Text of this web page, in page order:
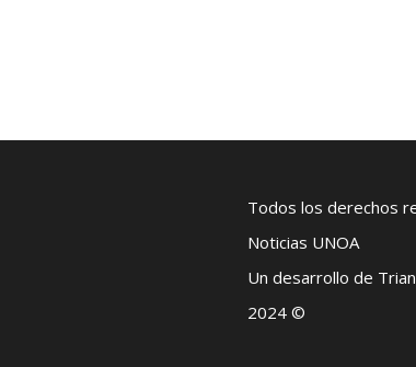
Todos los derechos
Noticias UNOA
Un desarrollo de
2024 ©